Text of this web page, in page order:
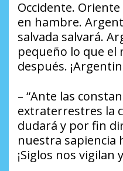
Occidente.
en hambre.
salvada salvará.
pequeño lo que
después.
– “Ante las
extraterrestres la
dudará y por fin
nuestra sapiencia
¡Siglos nos vigilan